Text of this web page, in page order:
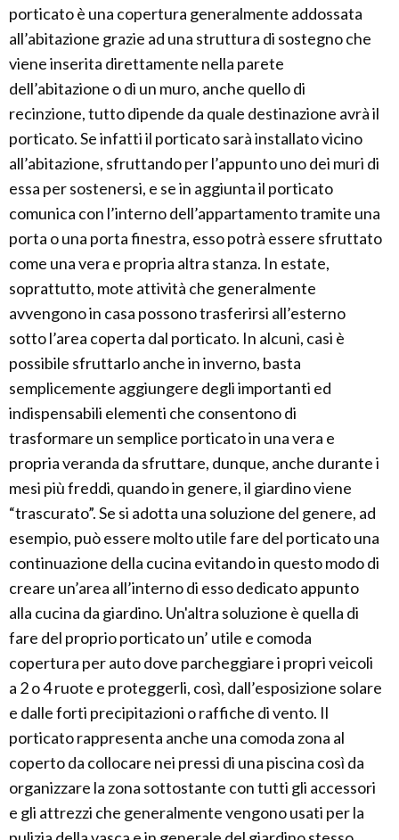
porticato è una copertura generalmente addossata
all’abitazione grazie ad una struttura di sostegno che
viene inserita direttamente nella parete
dell’abitazione o di un muro, anche quello di
recinzione, tutto dipende da quale destinazione avrà il
porticato. Se infatti il porticato sarà installato vicino
all’abitazione, sfruttando per l’appunto uno dei muri di
essa per sostenersi, e se in aggiunta il porticato
comunica con l’interno dell’appartamento tramite una
porta o una porta finestra, esso potrà essere sfruttato
come una vera e propria altra stanza. In estate,
soprattutto, mote attività che generalmente
avvengono in casa possono trasferirsi all’esterno
sotto l’area coperta dal porticato. In alcuni, casi è
possibile sfruttarlo anche in inverno, basta
semplicemente aggiungere degli importanti ed
indispensabili elementi che consentono di
trasformare un semplice porticato in una vera e
propria veranda da sfruttare, dunque, anche durante i
mesi più freddi, quando in genere, il giardino viene
“trascurato”. Se si adotta una soluzione del genere, ad
esempio, può essere molto utile fare del porticato una
continuazione della cucina evitando in questo modo di
creare un’area all’interno di esso dedicato appunto
alla cucina da giardino. Un'altra soluzione è quella di
fare del proprio porticato un’ utile e comoda
copertura per auto dove parcheggiare i propri veicoli
a 2 o 4 ruote e proteggerli, così, dall’esposizione solare
e dalle forti precipitazioni o raffiche di vento. Il
porticato rappresenta anche una comoda zona al
coperto da collocare nei pressi di una piscina così da
organizzare la zona sottostante con tutti gli accessori
e gli attrezzi che generalmente vengono usati per la